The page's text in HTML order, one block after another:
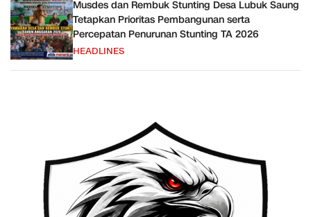
Musdes dan Rembuk Stunting Desa Lubuk Saung
Tetapkan Prioritas Pembangunan serta
Percepatan Penurunan Stunting TA 2026
HEADLINES